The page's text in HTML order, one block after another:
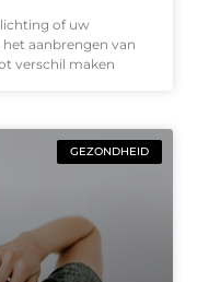
of uw
aanbrengen van
verschil maken
GEZONDHEID